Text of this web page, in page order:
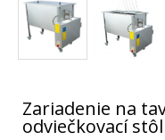
Zariadenie na
odviečkovací